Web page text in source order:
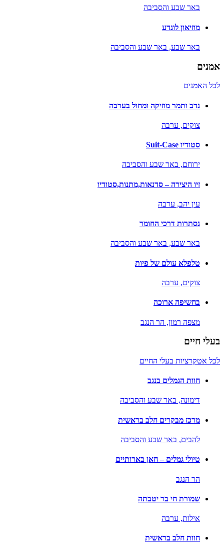
באר שבע והסביבה
מוזיאון לונדע
באר שבע, באר שבע והסביבה
אמנים
לכל האמנים
נדב ותמר מוזיקה ומחול בערבה
צוקים, ערבה
סטודיו Suit-Case
ירוחם, באר שבע והסביבה
זיו היצירה – סדנאות,מתנות,סטודיו
עין יהב, ערבה
נסתרות דרכי החומר
באר שבע, באר שבע והסביבה
טלפלא עולם של פיות
צוקים, ערבה
בחשיפה ארוכה
מצפה רמון, הר הנגב
בעלי חיים
לכל אטקרציות בעלי החיים
חוות הגמלים בנגב
דימונה, באר שבע והסביבה
מרכז מבקרים חלב בראשית
להבים, באר שבע והסביבה
טיולי גמלים – חאן בארותיים
הר הנגב
שמורת חי בר יטבתה
אילות, ערבה
חוות חלב בראשית